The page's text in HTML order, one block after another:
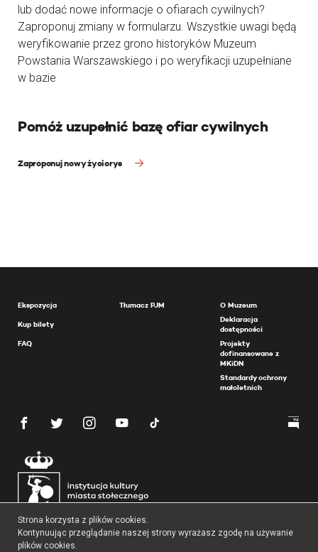
lub dodać nowe informacje o ofiarach cywilnych?
Zaproponuj zmiany w formularzu. Wszystkie uwagi będą
weryfikowanie przez grono historyków Muzeum
Powstania Warszawskiego i po weryfikacji uzupełniane
w bazie
Pomóż uzupełnić bazę ofiar cywilnych
Zaproponuj nowy życiorys
Ekspozycja
Kup bilety
FAQ
Tłumacz PJM
O Muzeum
Deklaracja
dostępności
Projekty
dofinansowane z
MKiDN
Standardy ochrony
małoletnich
Strona korzysta z plików cookies.
Kontynuując przeglądanie naszej strony wyrażasz zgodę na używanie
plików cookies.